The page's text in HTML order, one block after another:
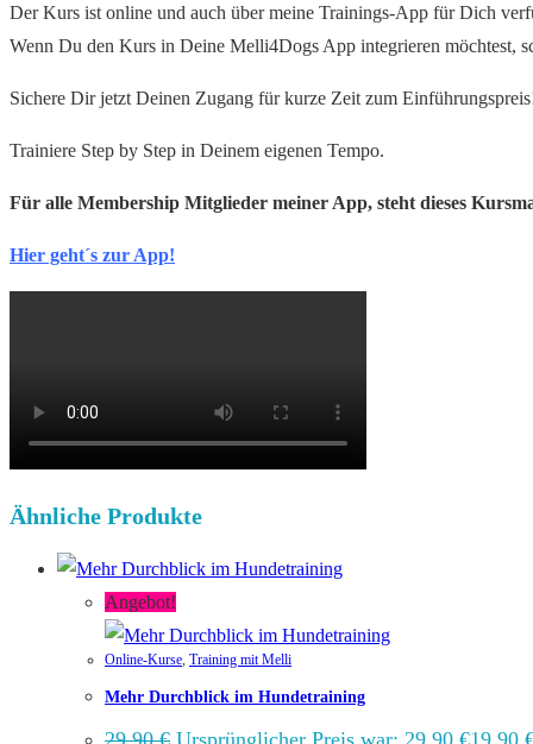
Der Kurs ist online und auch über meine Trainings-App für Dich
Wenn Du den Kurs in Deine Melli4Dogs App integrieren möchtest,
Sichere Dir jetzt Deinen Zugang für kurze Zeit zum
Trainiere Step by Step in Deinem eigenen Tempo.
Für alle Membership Mitglieder meiner App, steht dieses
Hier geht´s zur App!
Ähnliche Produkte
Angebot!
Online-Kurse, Training mit Melli
Mehr Durchblick im Hundetraining